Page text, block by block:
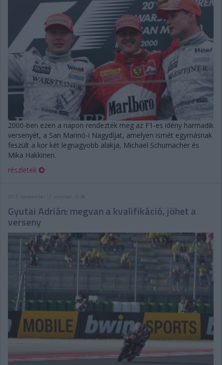
2000-ben ezen a napon rendezték meg az F1-es idény harmadik
versenyét, a San Marinó-i Nagydíjat, amelyen ismét egymásnak
feszült a kor két legnagyobb alakja, Michael Schumacher és
Mika Hakkinen.
részletek
2015. szeptember 12. szombat, 16:30
Gyutai Adrián: megvan a kvalifikáció, jöhet a
verseny